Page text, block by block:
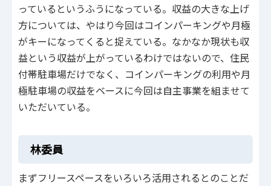
っているというふうになっている。収益の大きな上げ
方については、やはり今回はコインパーキングや月極
がキーになってくると捉えている。なかなか現状も収
益という収益が上がっているわけではないので、住民
付帯駐車場だけでなく、コインパーキングの利用や月
極駐車場の収益をベースに今回は自主事業を組ませて
いただいている。
林委員
まずフリースペースをいろいろ活用されるとのことだ